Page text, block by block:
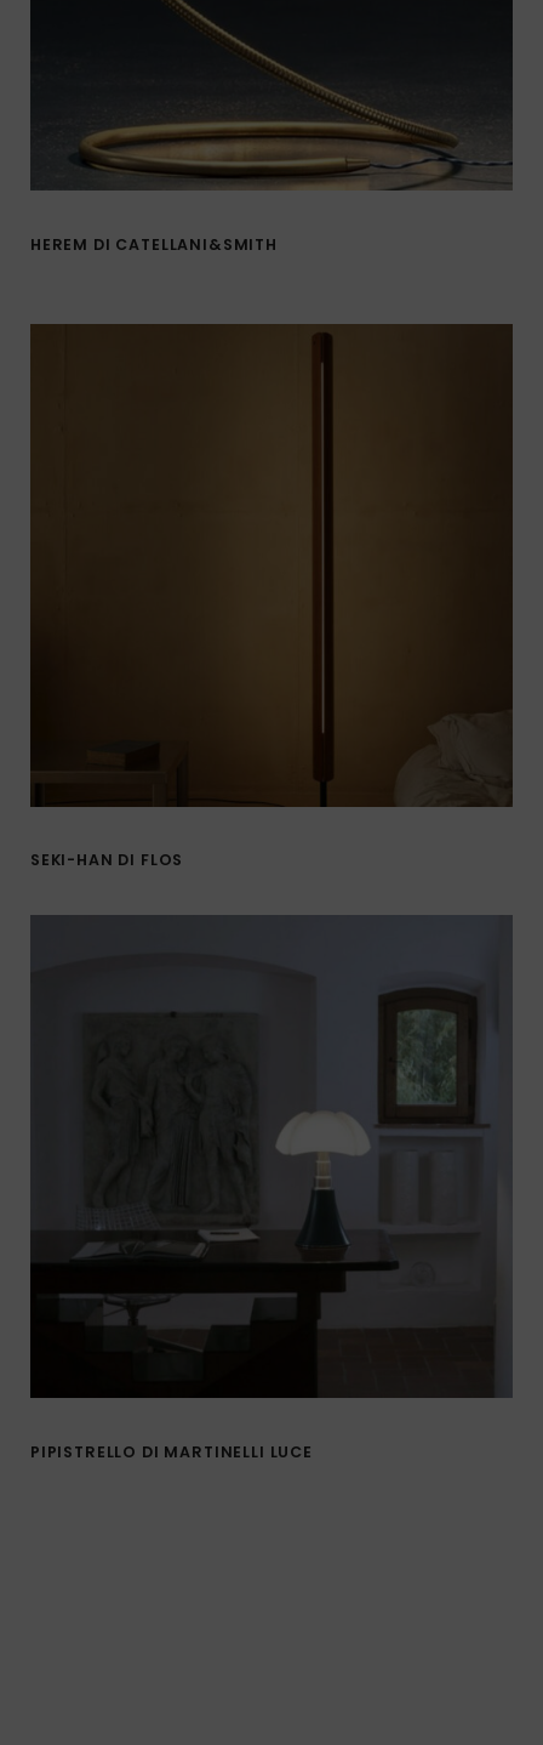
HEREM DI CATELLANI&SMITH
SEKI-HAN DI FLOS
PIPISTRELLO DI MARTINELLI LUCE